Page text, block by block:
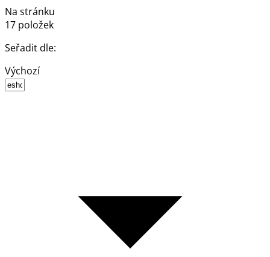
Na stránku
17 položek
Seřadit dle:
Výchozí